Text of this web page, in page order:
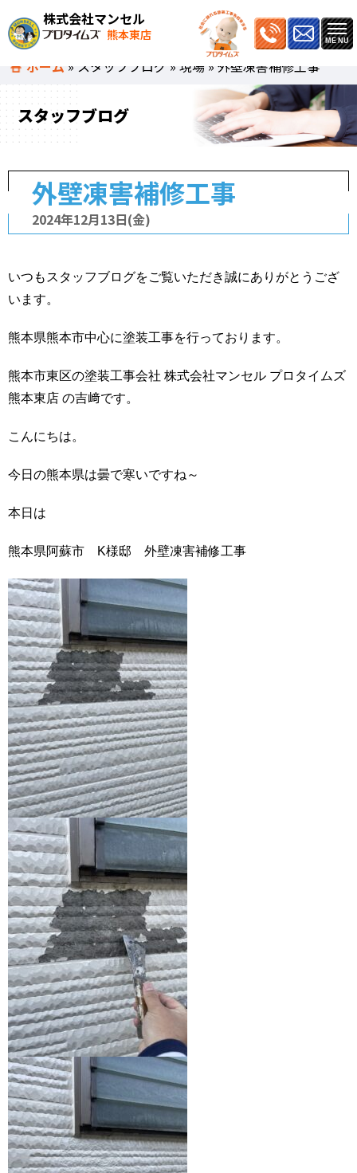
株式会社マンセル
熊本東店
ホーム » スタッフブログ »現場 »外壁凍害補修工事
スタッフブログ
外壁凍害補修工事
2024年12月13日(金)
いつもスタッフブログをご覧いただき誠にありがとうござ
います。
熊本県熊本市中心に塗装工事を行っております。
熊本市東区の塗装工事会社 株式会社マンセル プロタイムズ
熊本東店 の吉﨑です。
こんにちは。
今日の熊本県は曇で寒いですね～
本日は
熊本県阿蘇市 K様邸 外壁凍害補修工事